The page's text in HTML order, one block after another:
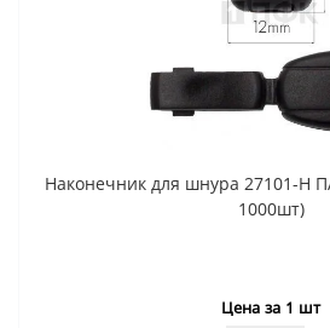
Наконечник для шнура 27101-Н
1000шт)
Цена за 1 шт